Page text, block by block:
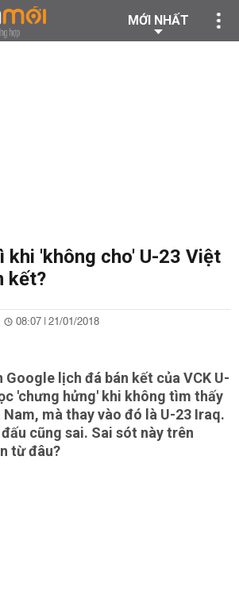
MỚI NHẤT
khi 'không cho' U-23 Việt
kết?
08:07 | 21/01/2018
lịch đá bán kết của VCK U-
'chưng hửng' khi không tìm thấy
mà thay vào đó là U-23 Iraq.
cũng sai. Sai sót này trên
từ đâu?